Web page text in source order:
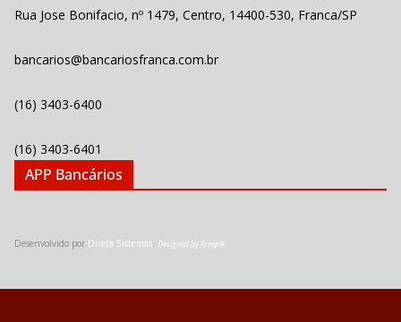
Rua Jose Bonifacio, nº 1479, Centro, 14400-530, Franca/SP
bancarios@bancariosfranca.com.br
(16) 3403-6400
(16) 3403-6401
APP Bancários
Desenvolvido por Direta Sistemas. Designed by Freepik